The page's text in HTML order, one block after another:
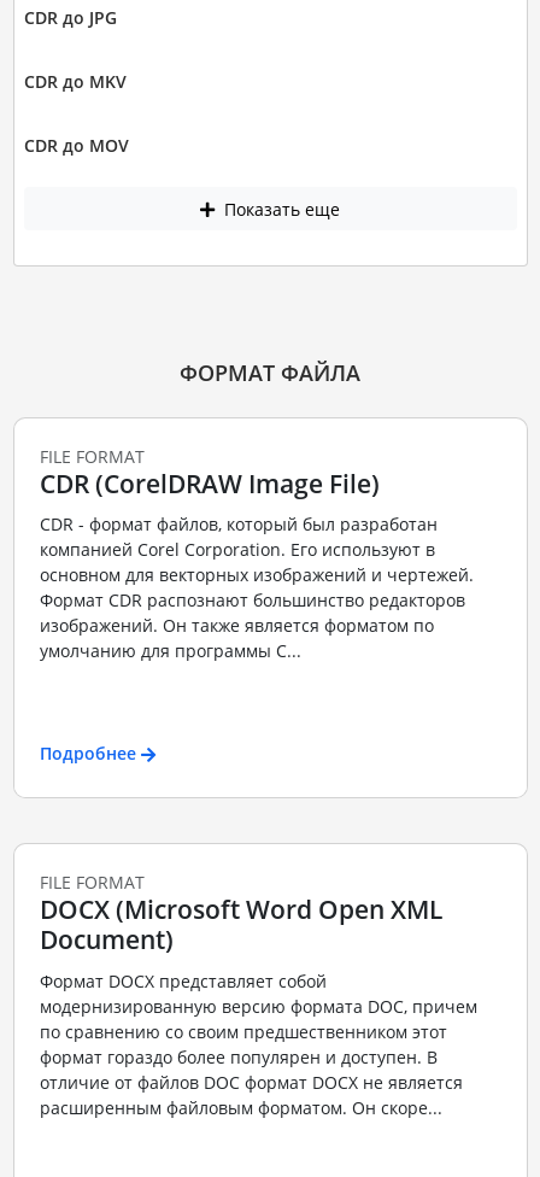
CDR до JPG
CDR до MKV
CDR до MOV
Показать еще
ФОРМАТ ФАЙЛА
FILE FORMAT
CDR (CorelDRAW Image File)
CDR - формат файлов, который был разработан
компанией Corel Corporation. Его используют в
основном для векторных изображений и чертежей.
Формат CDR распознают большинство редакторов
изображений. Он также является форматом по
умолчанию для программы C...
Подробнее
FILE FORMAT
DOCX (Microsoft Word Open XML
Document)
Формат DOCX представляет собой
модернизированную версию формата DOC, причем
по сравнению со своим предшественником этот
формат гораздо более популярен и доступен. В
отличие от файлов DOC формат DOCX не является
расширенным файловым форматом. Он скоре...